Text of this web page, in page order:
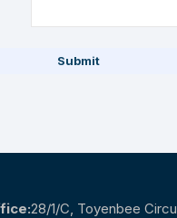
Submit
28/1/c, Toyenbee